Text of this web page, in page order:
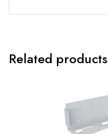
Related products